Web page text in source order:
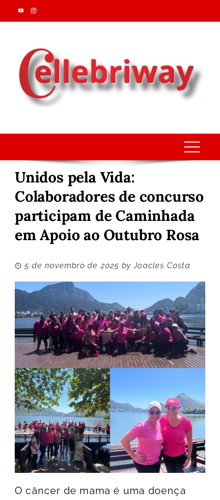
Skip
to
Unidos pela Vida:
Colaboradores de concurso
participam de Caminhada
em Apoio ao Outubro Rosa
5 de novembro de 2025 byJoacles Costa
O câncer de mama é uma doença